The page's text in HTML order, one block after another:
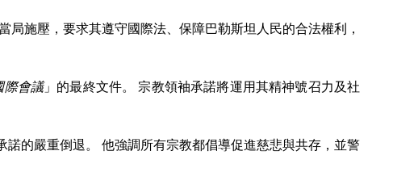
施壓，要求其遵守國際法、保障巴勒斯坦人民的合法權利，
際會議」的最終文件。 宗教領袖承諾將運用其精神號召力及社
的嚴重倒退。 他強調所有宗教都倡導促進慈悲與共存，並警